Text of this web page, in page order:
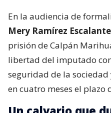
En la audiencia de
Mery Ramírez Escalante
prisión de Calpán
libertad del imputado
seguridad de la
en cuatro meses el plazo